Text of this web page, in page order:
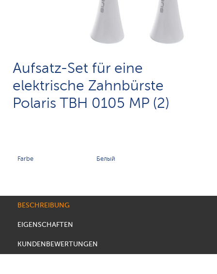
Aufsatz-Set für eine
elektrische Zahnbürste
Polaris TBH 0105 MP (2)
Farbe Белый
BESCHREIBUNG
EIGENSCHAFTEN
KUNDENBEWERTUNGEN